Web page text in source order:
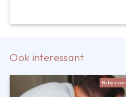
Ook interessant
Babymoon